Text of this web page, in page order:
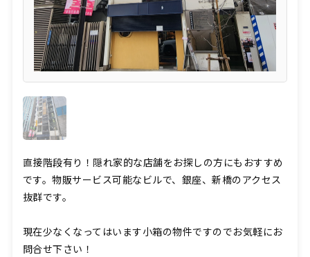
直接階段有り！隠れ家的な店舗をお探しの方にもおすすめ
です。物販サービス可能なビルで、銀座、新橋のアクセス
抜群です。
現在少なくなってはいます小箱の物件ですのでお気軽にお
問合せ下さい！